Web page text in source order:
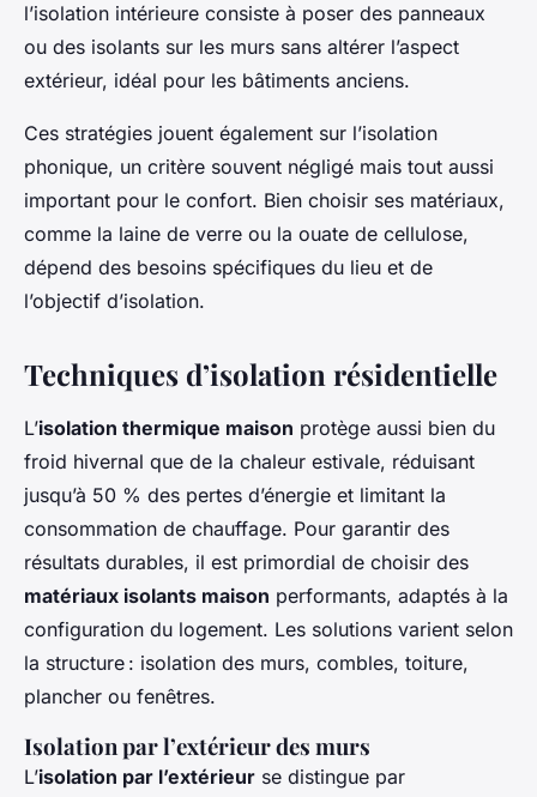
l’isolation intérieure consiste à poser des panneaux
ou des isolants sur les murs sans altérer l’aspect
extérieur, idéal pour les bâtiments anciens.
Ces stratégies jouent également sur l’isolation
phonique, un critère souvent négligé mais tout aussi
important pour le confort. Bien choisir ses matériaux,
comme la laine de verre ou la ouate de cellulose,
dépend des besoins spécifiques du lieu et de
l’objectif d’isolation.
Techniques d’isolation résidentielle
L’isolation thermique maison protège aussi bien du
froid hivernal que de la chaleur estivale, réduisant
jusqu’à 50 % des pertes d’énergie et limitant la
consommation de chauffage. Pour garantir des
résultats durables, il est primordial de choisir des
matériaux isolants maison performants, adaptés à la
configuration du logement. Les solutions varient selon
la structure : isolation des murs, combles, toiture,
plancher ou fenêtres.
Isolation par l’extérieur des murs
L’isolation par l’extérieur se distingue par